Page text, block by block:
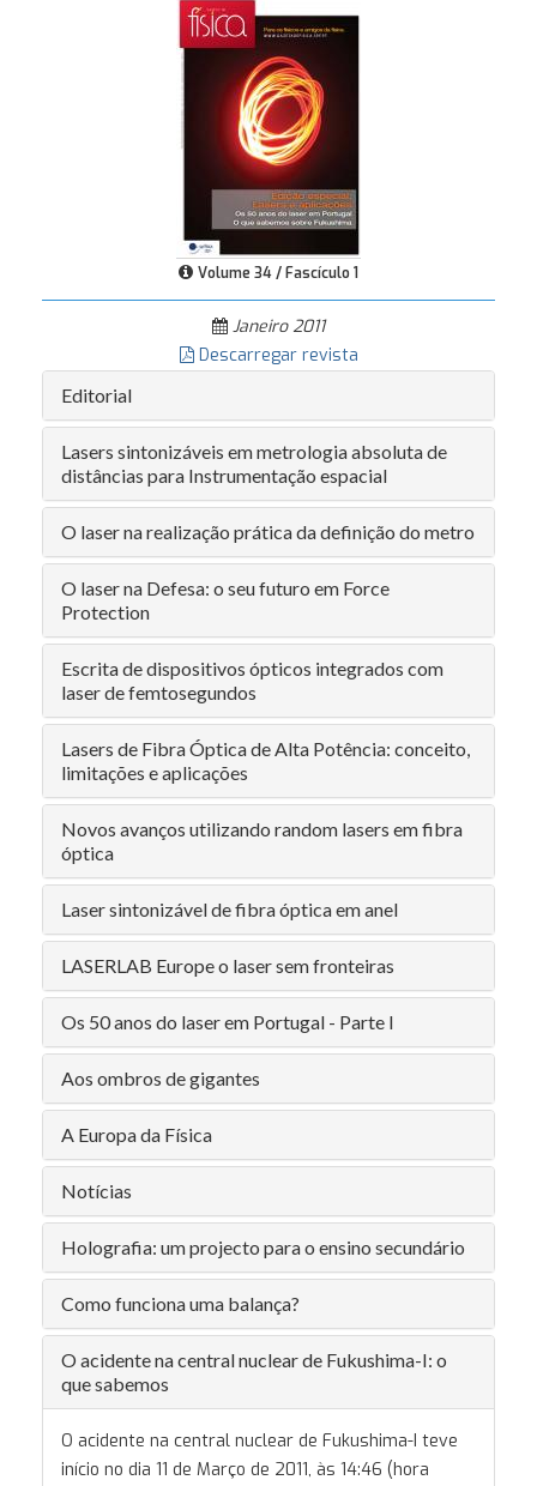
Volume 34 / Fascículo 1
Janeiro 2011
Descarregar revista
Editorial
Lasers sintonizáveis em metrologia absoluta de
distâncias para Instrumentação espacial
O laser na realização prática da definição do metro
O laser na Defesa: o seu futuro em Force
Protection
Escrita de dispositivos ópticos integrados com
laser de femtosegundos
Lasers de Fibra Óptica de Alta Potência: conceito,
limitações e aplicações
Novos avanços utilizando random lasers em fibra
óptica
Laser sintonizável de fibra óptica em anel
LASERLAB Europe o laser sem fronteiras
Os 50 anos do laser em Portugal - Parte I
Aos ombros de gigantes
A Europa da Física
Notícias
Holografia: um projecto para o ensino secundário
Como funciona uma balança?
O acidente na central nuclear de Fukushima-I: o
que sabemos
O acidente na central nuclear de Fukushima-I teve
início no dia 11 de Março de 2011, às 14:46 (hora